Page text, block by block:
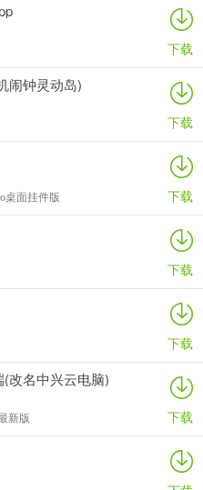
下载
闹钟灵动岛)
下载
桌面挂件版 下载
下载
下载
改名中兴云电脑)
新版 下载